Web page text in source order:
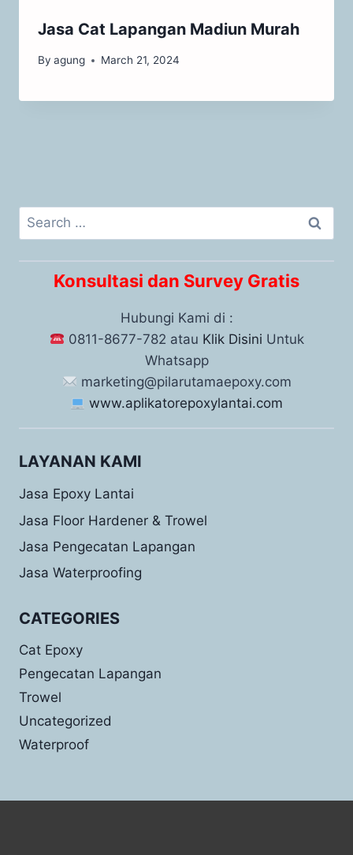
Jasa Cat Lapangan Madiun Murah
By agung March 21, 2024
Konsultasi dan Survey Gratis
Hubungi Kami di :
0811-8677-782 atau Klik Disini Untuk
Whatsapp
marketing@pilarutamaepoxy.com
www.aplikatorepoxylantai.com
LAYANAN KAMI
Jasa Epoxy Lantai
Jasa Floor Hardener & Trowel
Jasa Pengecatan Lapangan
Jasa Waterproofing
CATEGORIES
Cat Epoxy
Pengecatan Lapangan
Trowel
Uncategorized
Waterproof